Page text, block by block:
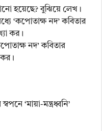
হয়েছে? বুঝিয়ে লেখ।
‘কপোতাক্ষ নদ’ কবিতার
কর।
নদ’ কবিতার
‘মায়া-মন্ত্রধ্বনি’